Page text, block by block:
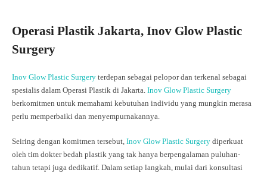
Operasi Plastik Jakarta, Inov Glow Plastic
Surgery
Inov Glow Plastic Surgery terdepan sebagai pelopor dan terkenal sebagai
spesialis dalam Operasi Plastik di Jakarta. Inov Glow Plastic Surgery
berkomitmen untuk memahami kebutuhan individu yang mungkin merasa
perlu memperbaiki dan menyempurnakannya.
Seiring dengan komitmen tersebut, Inov Glow Plastic Surgery diperkuat
oleh tim dokter bedah plastik yang tak hanya berpengalaman puluhan-
tahun tetapi juga dedikatif. Dalam setiap langkah, mulai dari konsultasi